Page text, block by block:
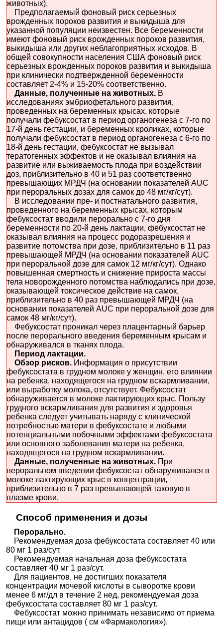
животных).
Предполагаемый фоновый риск серьезных
врожденных пороков развития и выкидыша для
указанной популяции неизвестен. Все беременности
имеют фоновый риск врожденных пороков развития,
выкидыша или других неблагоприятных исходов. В
общей совокупности населения США фоновый риск
серьезных врожденных пороков развития и выкидыша
при клинически подтвержденной беременности
составляет 2-4% и 15-20% соответственно.
Данные, полученные на животных. В
исследованиях эмбриофетального развития,
проведенных на беременных крысах, которые
получали фебуксостат в период органогенеза с 7-го по
17-й день гестации, и беременных кроликах, которые
получали фебуксостат в период органогенеза с 6-го по
18-й день гестации, фебуксостат не вызывал
тератогенных эффектов и не оказывал влияния на
развитие или выживаемость плода при воздействии
доз, приблизительно в 40 и 51 раз соответственно
превышающих МРДЧ (на основании показателей AUC
при пероральных дозах для самок до 48 мг/кг/сут).
В исследовании пре- и постнатального развития,
проведенного на беременных крысах, которым
фебуксостат вводили перорально с 7-го дня
беременности по 20-й день лактации, фебуксостат не
оказывал влияния на процесс родоразрешения и
развитие потомства при дозе, приблизительно в 11 раз
превышающей МРДЧ (на основании показателей AUC
при пероральной дозе для самок 12 мг/кг/сут). Однако
повышенная смертность и снижение прироста массы
тела новорожденного потомства наблюдались при дозе,
оказывающей токсическое действие на самок,
приблизительно в 40 раз превышающей МРДЧ (на
основании показателей AUC при пероральной дозе для
самок 48 мг/кг/сут).
Фебуксостат проникал через плацентарный барьер
после перорального введения беременным крысам и
обнаруживался в тканях плода.
Период лактации.
Обзор рисков. Информация о присутствии
фебуксостата в грудном молоке у женщин, его влиянии
на ребенка, находящегося на грудном вскармливании,
или выработку молока, отсутствует. Фебуксостат
обнаруживается в молоке лактирующих крыс. Пользу
грудного вскармливания для развития и здоровья
ребенка следует учитывать наряду с клинической
потребностью матери в фебуксостате и любыми
потенциальными побочными эффектами фебуксостата
или основного заболевания матери на ребенка,
находящегося на грудном вскармливании.
Данные, полученные на животных. При
пероральном введении фебуксостат обнаруживался в
молоке лактирующих крыс в концентрации,
приблизительно в 7 раз превышающей таковую в
плазме крови.
Способ применения и дозы
Перорально.
Рекомендуемая доза фебуксостата составляет 40 или
80 мг 1 раз/сут.
Рекомендуемая начальная доза фебуксостата
составляет 40 мг 1 раз/сут.
Для пациентов, не достигших показателя
концентрации мочевой кислоты в сыворотке крови
менее 6 мг/дл в течение 2 нед, рекомендуемая доза
фебуксостата составляет 80 мг 1 раз/сут.
Фебуксостат можно принимать независимо от приема
пищи или антацидов ( см «Фармакология»).